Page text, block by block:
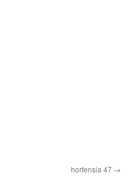
hortensia 47